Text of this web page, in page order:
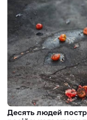
Десять людей